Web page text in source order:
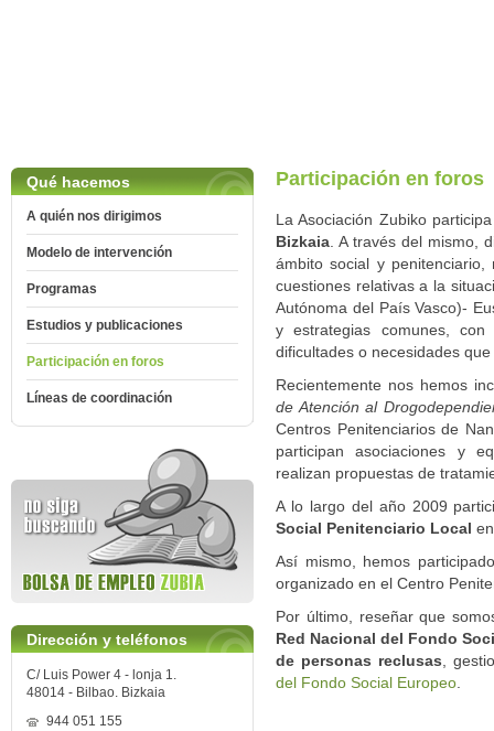
Qué hacemos
A quién nos dirigimos
Modelo de intervención
Programas
Estudios y publicaciones
Participación en foros
Líneas de coordinación
Dirección y teléfonos
C/ Luis Power 4 - lonja 1.
48014 - Bilbao. Bizkaia
944 051 155
Participación en foros
La Asociación Zubiko
Bizkaia . A través del mismo,
ámbito social y
cuestiones relativas a la
Autónoma del País Vasco)-
y estrategias comunes,
dificultades o necesidades
Recientemente nos hemos
de Atención al
Centros Penitenciarios de
participan asociaciones y
realizan propuestas de
A lo largo del año 2009
Social Penitenciario Local
Así mismo, hemos
organizado en el Centro
Por último, reseñar que
Red Nacional del Fondo
de personas reclusas ,
del Fondo Social Europeo